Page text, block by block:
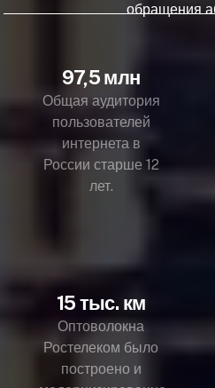
обращения
97,5 млн
Общая аудитория
пользователей
интернета в
России старше 12
лет.
15 тыс. км
Оптоволокна
Ростелеком было
построено и